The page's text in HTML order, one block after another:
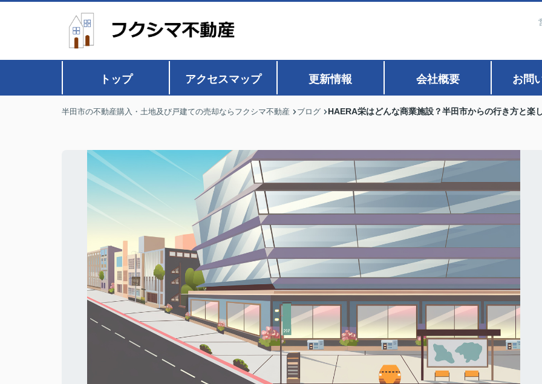
トップ アクセスマップ 更新情報 会社概要 お問
半田市の不動産購入・土地及び戸建ての売却ならフクシマ不動産 ブログ HAERA栄はどんな商業施設？半田市からの行き方と楽